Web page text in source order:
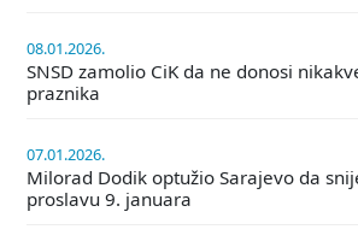
08.01.2026.
SNSD zamolio CiK da ne donosi
praznika
07.01.2026.
Milorad Dodik optužio Sarajevo da
proslavu 9. januara